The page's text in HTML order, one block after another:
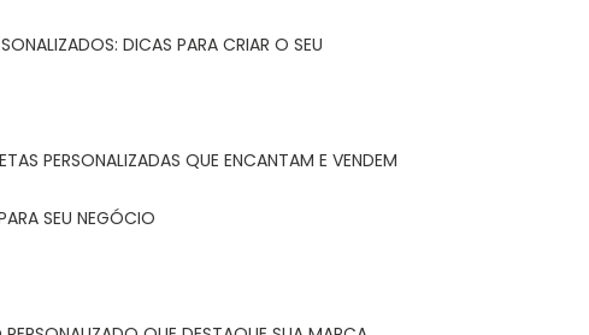
DICAS PARA CRIAR O SEU
PERSONALIZADAS QUE ENCANTAM E VENDEM
SEU NEGÓCIO